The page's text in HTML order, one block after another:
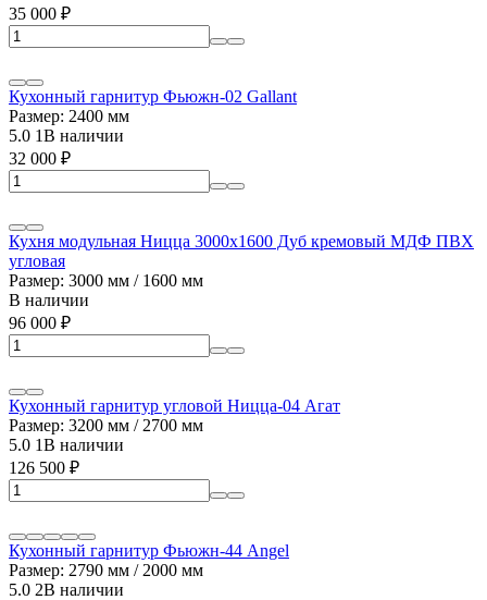
35 000 ₽
Кухонный гарнитур Фьюжн-02 Gallant
Размер: 2400 мм
5.0 1В наличии
32 000 ₽
Кухня модульная Ницца 3000х1600 Дуб кремовый МДФ ПВХ
угловая
Размер: 3000 мм / 1600 мм
В наличии
96 000 ₽
Кухонный гарнитур угловой Ницца-04 Агат
Размер: 3200 мм / 2700 мм
5.0 1В наличии
126 500 ₽
Кухонный гарнитур Фьюжн-44 Angel
Размер: 2790 мм / 2000 мм
5.0 2В наличии